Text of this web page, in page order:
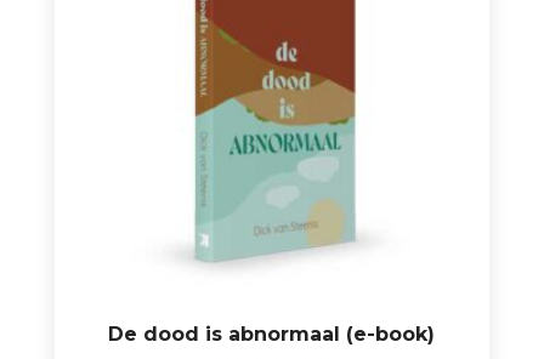
De dood is abnormaal (e-book)